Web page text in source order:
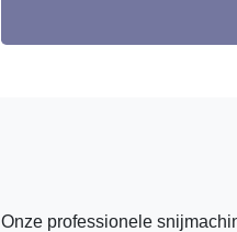
Onze professionele